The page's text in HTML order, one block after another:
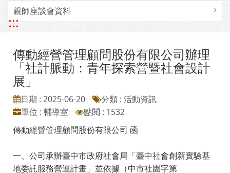
親師座談會資料
:::
傳動經營管理顧問股份有限公司辦理
「社計脈動：青年探索營暨社會設計
展」
日期 : 2025-06-20
分類 : 活動資訊
單位 : 輔導室
點閱 : 1532
傳動經營管理顧問股份有限公司 函
一、公司承辦臺中市政府社會局「臺中社會創新實驗基
地委託服務營運計畫」並依據（中市社團字第